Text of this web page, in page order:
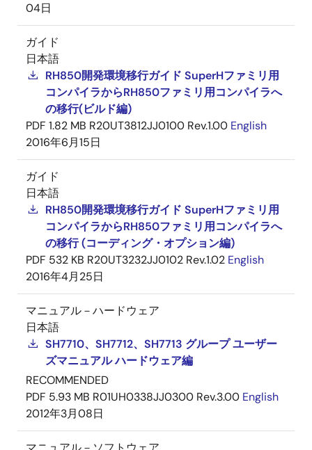
04日
ガイド
日本語
RH850開発環境移行ガイド SuperHファミリ用
コンパイラからRH850ファミリ用コンパイラへ
の移行(ビルド編)
PDF 1.82 MB R20UT3812JJ0100 Rev.1.00 English
2016年6月15日
ガイド
日本語
RH850開発環境移行ガイド SuperHファミリ用
コンパイラからRH850ファミリ用コンパイラへ
の移行 (コーディング・オプション編)
PDF 532 KB R20UT3232JJ0102 Rev.1.02 English
2016年4月25日
マニュアル－ハードウェア
日本語
SH7710、SH7712、SH7713 グループ ユーザー
ズマニュアル ハードウェア編
RECOMMENDED
PDF 5.93 MB R01UH0338JJ0300 Rev.3.00 English
2012年3月08日